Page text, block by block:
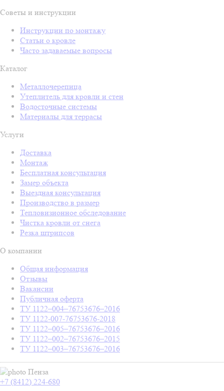
Советы и инструкции
Инструкции по монтажу
Статьи о кровле
Часто задаваемые вопросы
Каталог
Металлочерепица
Утеплитель для кровли и стен
Водосточные системы
Материалы для террасы
Услуги
Доставка
Монтаж
Бесплатная консультация
Замер объекта
Выездная консультация
Производство в размер
Тепловизионное обследование
Чистка кровли от снега
Резка штрипсов
О компании
Общая информация
Отзывы
Вакансии
Публичная оферта
ТУ 1122–004–76753676–2016
ТУ 1122-007-76753676-2018
ТУ 1122–005–76753676–2016
ТУ 1122–002–76753676–2015
ТУ 1122–003–76753676–2016
Пенза
+7 (8412) 224-680